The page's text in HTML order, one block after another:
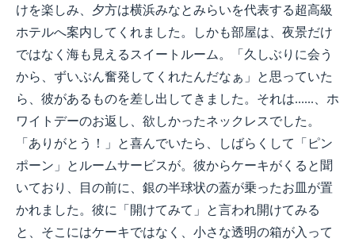
けを楽しみ、夕方は横浜みなとみらいを代表する超高級
ホテルへ案内してくれました。しかも部屋は、夜景だけ
ではなく海も見えるスイートルーム。「久しぶりに会う
から、ずいぶん奮発してくれたんだなぁ」と思っていた
ら、彼があるものを差し出してきました。それは......、ホ
ワイトデーのお返し、欲しかったネックレスでした。
「ありがとう！」と喜んでいたら、しばらくして「ピン
ポーン」とルームサービスが。彼からケーキがくると聞
いており、目の前に、銀の半球状の蓋が乗ったお皿が置
かれました。彼に「開けてみて」と言われ開けてみる
と、そこにはケーキではなく、小さな透明の箱が入って